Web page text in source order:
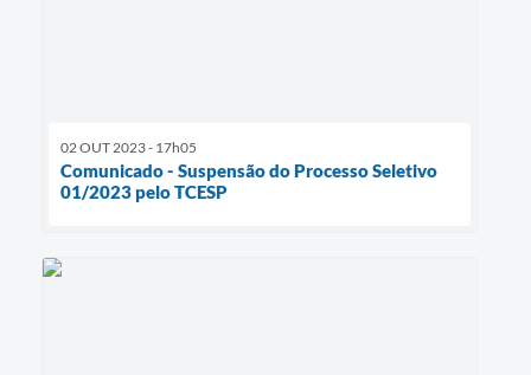
02 OUT 2023 - 17h05
Comunicado - Suspensão do Processo Seletivo
01/2023 pelo TCESP